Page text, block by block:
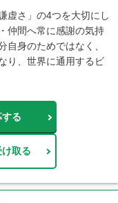
虚さ」の4つを大切にし
仲間へ常に感謝の気持
自身のためではなく、
り、世界に通用するビ
る
取る